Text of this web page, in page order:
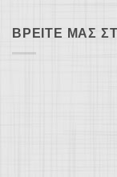
ΒΡΕΊΤΕ ΜΑΣ